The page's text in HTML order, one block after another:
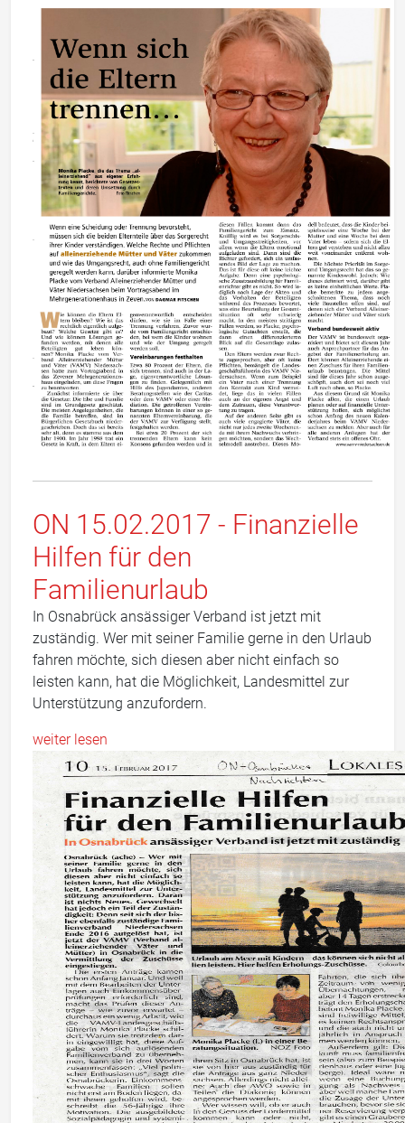
ON 15.02.2017 - Finanzielle
Hilfen für den
Familienurlaub
In Osnabrück ansässiger Verband ist jetzt mit
zuständig. Wer mit seiner Familie gerne in den Urlaub
fahren möchte, sich diesen aber nicht einfach so
leisten kann, hat die Möglichkeit, Landesmittel zur
Unterstützung anzufordern.
weiter lesen